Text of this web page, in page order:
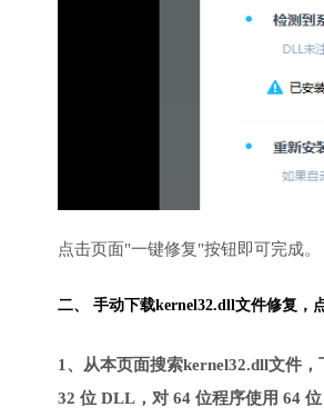
点击页面"一键修复"按钮即可完成。
二、 手动下载kernel32.dll文件修复，
1、从本页面搜索kernel32.dll文件
32 位 DLL，对 64 位程序使用 64